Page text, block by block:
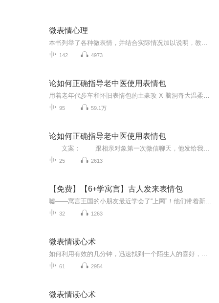
微表情心理
142 4973
论如何正确指导老中医使用表情包
95 59.1万
论如何正确指导老中医使用表情包
25 2613
【免费】【6+学寓言】古人发来表情包
32 1263
微表情读心术
61 2954
微表情读心术